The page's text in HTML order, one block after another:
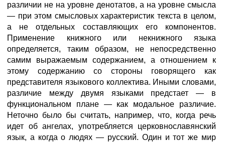
различии не на уровне денотатов, а на уровне смысла
— при этом смысловых характеристик текста в целом,
а не отдельных составляющих его компонентов.
Применение книжного или некнижного языка
определяется, таким образом, не непосредственно
самим выражаемым содержанием, а отношением к
этому содержанию со стороны говорящего как
представителя языкового коллектива. Иными словами,
различие между двумя языками предстает — в
функциональном плане — как модальное различие.
Неточно было бы считать, например, что, когда речь
идет об ангелах, употребляется церковнославянский
язык, а когда о людях — русский. Один и тот же мир